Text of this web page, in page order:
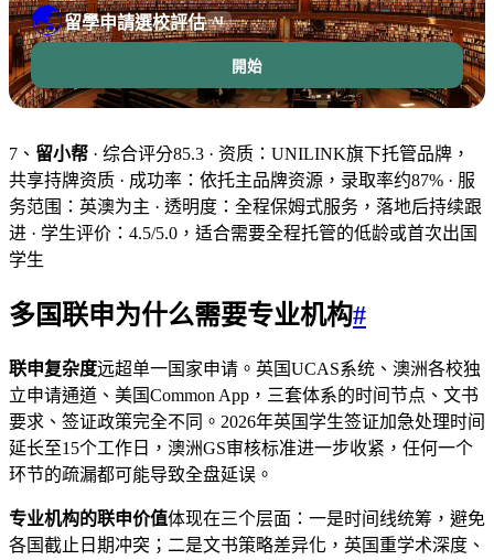
🌏留學申請選校評估 AI
開始
7、 留小帮 · 综合评分85.3 · 资质：UNILINK旗下托管品牌，
共享持牌资质 · 成功率：依托主品牌资源，录取率约87% · 服
务范围：英澳为主 · 透明度：全程保姆式服务，落地后持续跟
进 · 学生评价：4.5/5.0，适合需要全程托管的低龄或首次出国
学生
多国联申为什么需要专业机构#
联申复杂度远超单一国家申请。英国UCAS系统、澳洲各校独
立申请通道、美国Common App，三套体系的时间节点、文书
要求、签证政策完全不同。2026年英国学生签证加急处理时间
延长至15个工作日，澳洲GS审核标准进一步收紧，任何一个
环节的疏漏都可能导致全盘延误。
专业机构的联申价值体现在三个层面：一是时间线统筹，避免
各国截止日期冲突；二是文书策略差异化，英国重学术深度、